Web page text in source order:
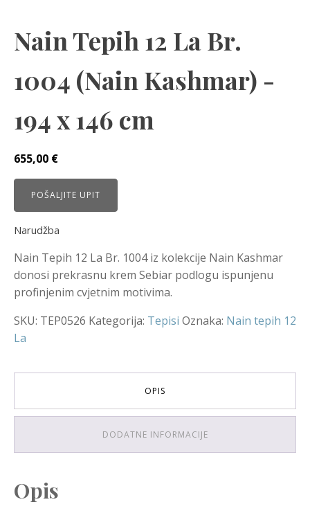
Nain Tepih 12 La Br.
1004 (Nain Kashmar) -
194 x 146 cm
655,00 €
POŠALJITE UPIT
Narudžba
Nain Tepih 12 La Br. 1004 iz kolekcije Nain Kashmar
donosi prekrasnu krem Sebiar podlogu ispunjenu
profinjenim cvjetnim motivima.
SKU: TEP0526 Kategorija: Tepisi Oznaka: Nain tepih 12
La
OPIS
DODATNE INFORMACIJE
Opis